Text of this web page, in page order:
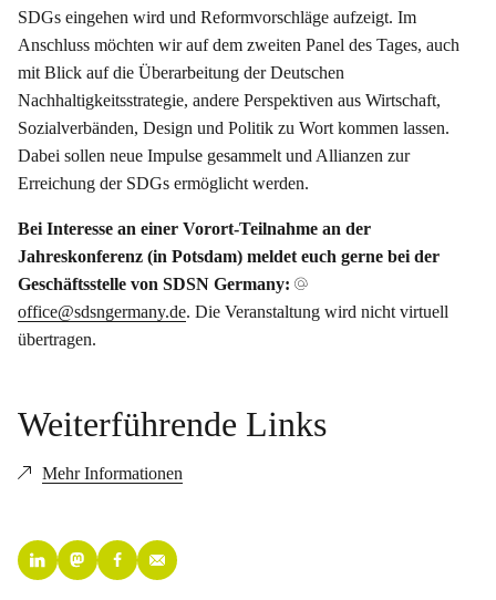
SDGs eingehen wird und Reformvorschläge aufzeigt. Im
Anschluss möchten wir auf dem zweiten Panel des Tages, auch
mit Blick auf die Überarbeitung der Deutschen
Nachhaltigkeitsstrategie, andere Perspektiven aus Wirtschaft,
Sozialverbänden, Design und Politik zu Wort kommen lassen.
Dabei sollen neue Impulse gesammelt und Allianzen zur
Erreichung der SDGs ermöglicht werden.
Bei Interesse an einer Vorort-Teilnahme an der
Jahreskonferenz (in Potsdam) meldet euch gerne bei der
Geschäftsstelle von SDSN Germany:
office@sdsngermany.de. Die Veranstaltung wird nicht virtuell
übertragen.
Weiterführende Links
Mehr Informationen